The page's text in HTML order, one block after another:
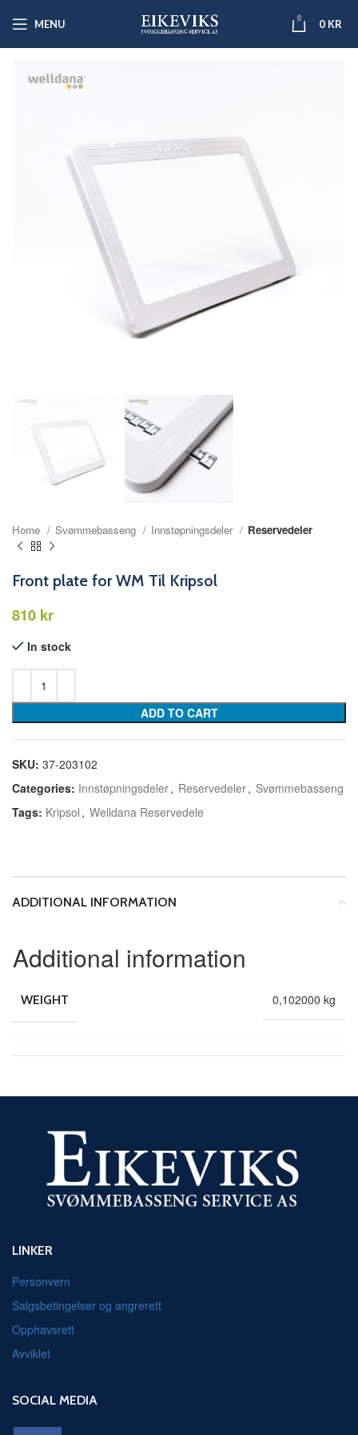
MENU 0 0 KR
Home Svømmebasseng Innstøpningsdeler Reservedeler
Front plate for WM Til Kripsol
kr
In stock
ADD TO CART
SKU: 37-203102
Categories: Innstøpningsdeler, Reservedeler, Svømmebasseng
Tags: Kripsol , Welldana Reservedele
ADDITIONAL INFORMATION
Additional information
WEIGHT 0,102000 kg
LINKER
Personvern
Salgsbetingelser og angrerett
Opphavsrett
Avviklet
SOCIAL MEDIA